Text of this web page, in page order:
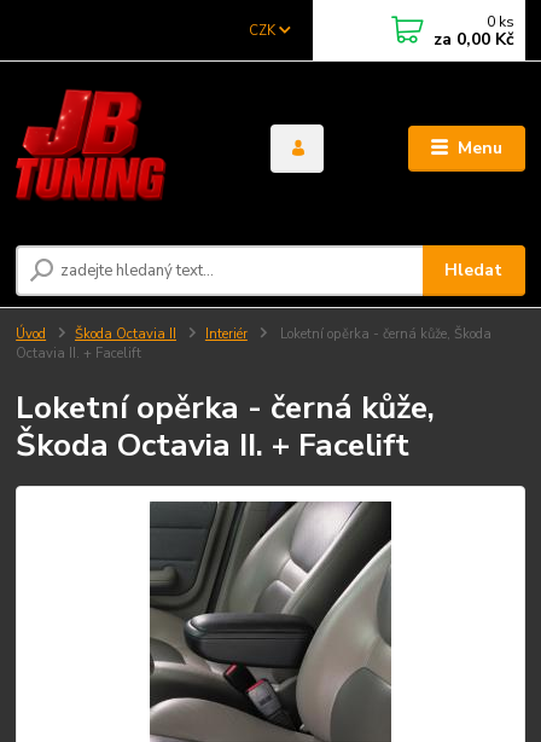
Menu
CZK
Hledat
0 ks
za 0,00 Kč
Úvod Škoda Octavia II Interiér
Loketní opěrka - černá kůže, Škoda
Octavia II. + Facelift
Loketní opěrka - černá kůže,
Škoda Octavia II. + Facelift